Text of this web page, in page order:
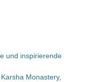
und inspirierende
Monastery,